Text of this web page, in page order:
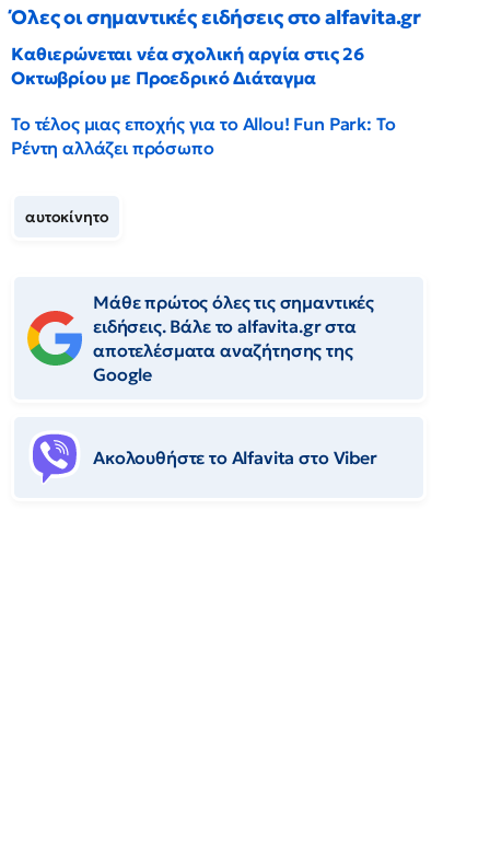
Όλες οι σημαντικές ειδήσεις στο alfavita.gr
Καθιερώνεται νέα σχολική αργία στις 26
Οκτωβρίου με Προεδρικό Διάταγμα
Το τέλος μιας εποχής για το Allou! Fun Park: Το
Ρέντη αλλάζει πρόσωπο
αυτοκίνητο
Μάθε πρώτος όλες τις σημαντικές
ειδήσεις. Βάλε το alfavita.gr στα
αποτελέσματα αναζήτησης της
Google
Ακολουθήστε το Αlfavita στο Viber